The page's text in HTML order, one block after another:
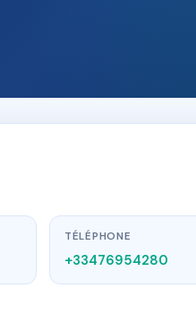
TÉLÉPHONE
+33476954280